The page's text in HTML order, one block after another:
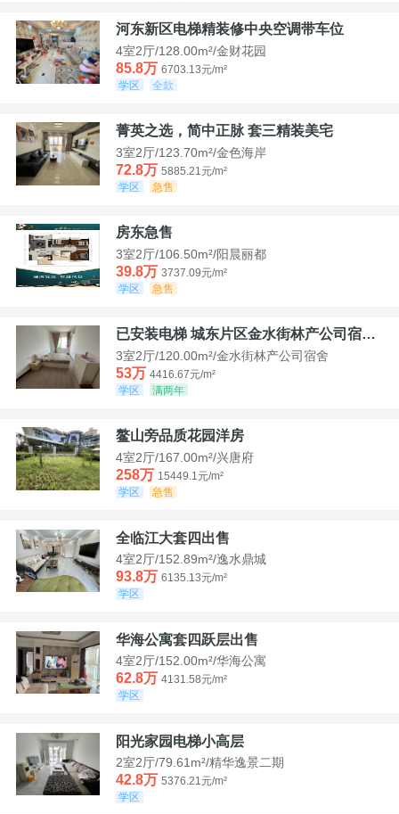
河东新区电梯精装修中央空调带车位
4室2厅/128.00m²/金财花园
85.8万 6703.13元/m²
学区
全款
菁英之选，简中正脉 套三精装美宅
3室2厅/123.70m²/金色海岸
72.8万 5885.21元/m²
学区
急售
房东急售
3室2厅/106.50m²/阳晨丽都
39.8万 3737.09元/m²
学区
急售
已安装电梯 城东片区金水街林产公司宿舍套三可看江景
3室2厅/120.00m²/金水街林产公司宿舍
53万 4416.67元/m²
学区
满两年
鳌山旁品质花园洋房
4室2厅/167.00m²/兴唐府
258万 15449.1元/m²
学区
急售
全临江大套四出售
4室2厅/152.89m²/逸水鼎城
93.8万 6135.13元/m²
学区
华海公寓套四跃层出售
4室2厅/152.00m²/华海公寓
62.8万 4131.58元/m²
学区
阳光家园电梯小高层
2室2厅/79.61m²/精华逸景二期
42.8万 5376.21元/m²
学区